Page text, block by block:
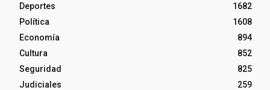
Deportes
1682
Política
1608
Economía
894
Cultura
852
Seguridad
825
Judiciales
259